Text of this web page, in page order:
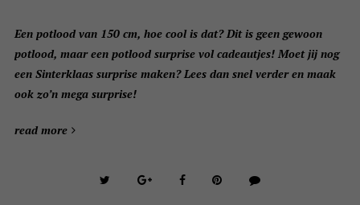
Een potlood van 150 cm, hoe cool is dat? Dit is geen gewoon
potlood, maar een potlood surprise vol cadeautjes! Moet jij nog
een Sinterklaas surprise maken? Lees dan snel verder en maak
ook zo’n mega surprise!
read more